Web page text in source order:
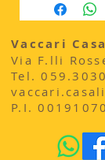
Vaccari
Via F.lli
​Tel.
P.I.